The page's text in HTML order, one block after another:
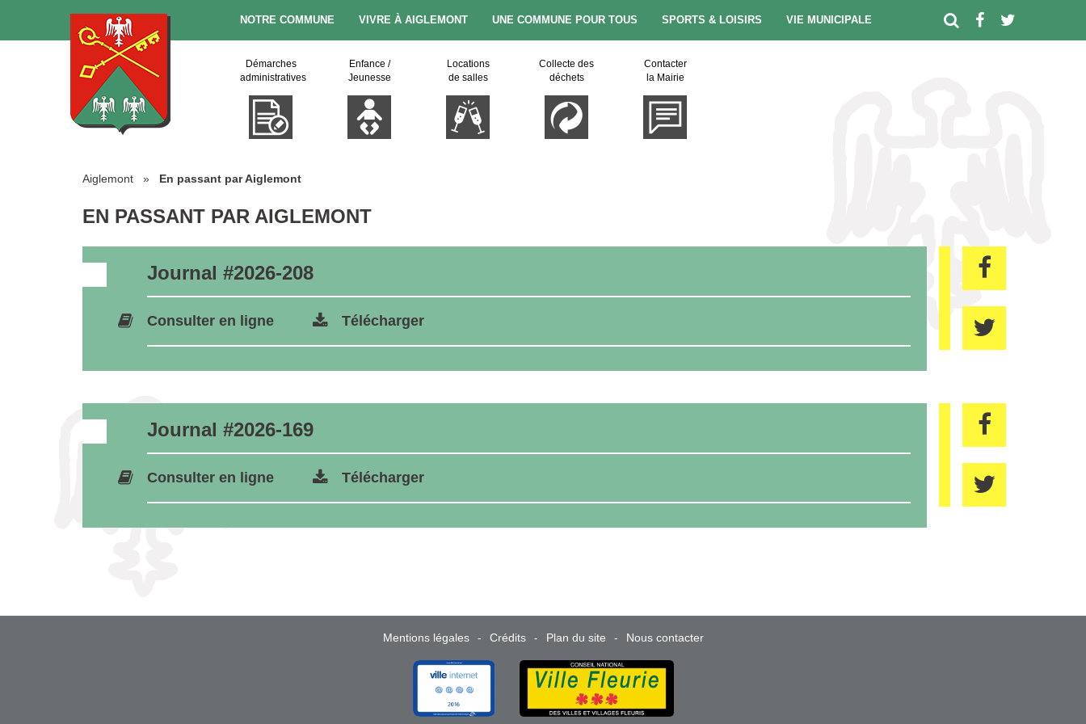
NOTRE COMMUNE VIVRE À AIGLEMONT UNE COMMUNE POUR TOUS SPORTS & LOISIRS VIE MUNICIPALE
Démarches
administratives
Enfance /
Jeunesse
Locations
de salles
Collecte des
déchets
Contacter
la Mairie
Aiglemont » En passant par Aiglemont
EN PASSANT PAR AIGLEMONT
Journal #2026-208
Consulter en ligne Télécharger
Journal #2026-169
Consulter en ligne Télécharger
Mentions légales Crédits Plan du site Nous contacter